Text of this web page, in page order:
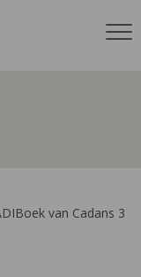
van Cadans 3